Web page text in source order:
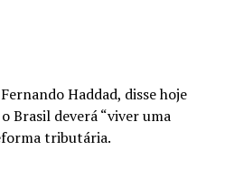
Haddad, disse hoje
Brasil deverá “viver uma
tributária.